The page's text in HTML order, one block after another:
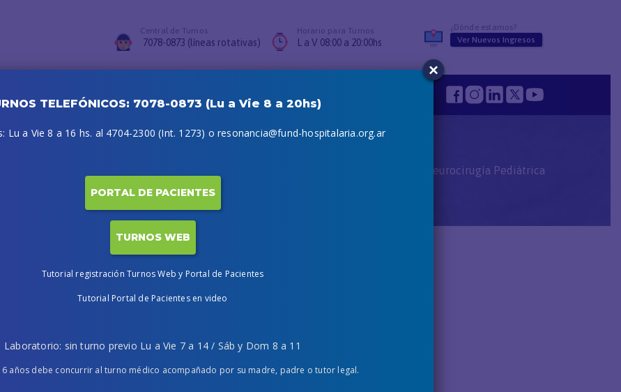
Central de Turnos
7078-0873 (líneas rotativas)
Horario para Turnos
L a V 08:00 a 20:00hs
¿Dónde estamos?
Ver Nuevos Ingresos
Neurocirugía Pediátrica
TELEFÓNICOS: 7078-0873 (Lu a Vie 8 a 20hs)
Lu a Vie 8 a 16 hs. al 4704-2300 (Int. 1273) o resonancia@fund-hospitalaria.org.ar
PORTAL DE PACIENTES
TURNOS WEB
Tutorial registración Turnos Web y Portal de Pacientes
Tutorial Portal de Pacientes en video
Laboratorio: sin turno previo Lu a Vie 7 a 14 / Sáb y Dom 8 a 11
años debe concurrir al turno médico acompañado por su madre, padre o tutor legal.
×